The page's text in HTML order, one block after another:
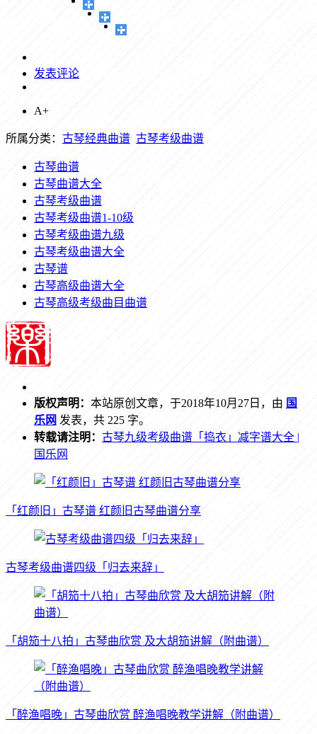
发表评论
A+
所属分类： 古琴经典曲谱 古琴考级曲谱
古琴曲谱
古琴曲谱大全
古琴考级曲谱
古琴考级曲谱1-10级
古琴考级曲谱九级
古琴考级曲谱大全
古琴谱
古琴高级曲谱大全
古琴高级考级曲目曲谱
版权声明： 本站原创文章，于2018年10月27日，由 国
乐网 发表，共 225 字。
转载请注明： 古琴九级考级曲谱「捣衣」减字谱大全 |
国乐网
「红颜旧」古琴谱 红颜旧古琴曲谱分享
古琴考级曲谱四级「归去来辞」
「胡笳十八拍」古琴曲欣赏 及大胡笳讲解（附曲谱）
「醉渔唱晚」古琴曲欣赏 醉渔唱晚教学讲解（附曲谱）